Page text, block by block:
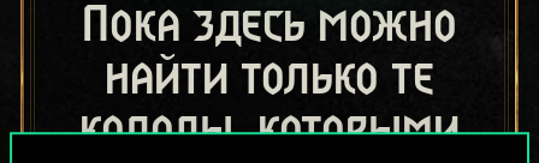
Пока здесь можно
найти только те
колоды, которыми